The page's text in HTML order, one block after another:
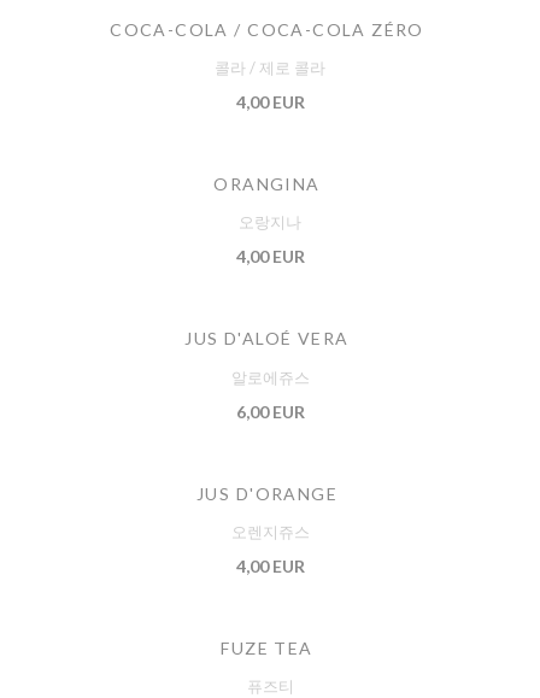
COCA-COLA / COCA-COLA ZÉRO
콜라 / 제로 콜라
4,00 EUR
ORANGINA
오랑지나
4,00 EUR
JUS D'ALOÉ VERA
알로에쥬스
6,00 EUR
JUS D'ORANGE
오렌지쥬스
4,00 EUR
FUZE TEA
퓨즈티